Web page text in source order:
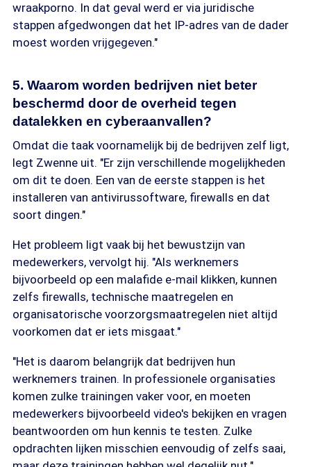
wraakporno. In dat geval werd er via juridische
stappen afgedwongen dat het IP-adres van de dader
moest worden vrijgegeven."
5. Waarom worden bedrijven niet beter
beschermd door de overheid tegen
datalekken en cyberaanvallen?
Omdat die taak voornamelijk bij de bedrijven zelf ligt,
legt Zwenne uit. "Er zijn verschillende mogelijkheden
om dit te doen. Een van de eerste stappen is het
installeren van antivirussoftware, firewalls en dat
soort dingen."
Het probleem ligt vaak bij het bewustzijn van
medewerkers, vervolgt hij. "Als werknemers
bijvoorbeeld op een malafide e-mail klikken, kunnen
zelfs firewalls, technische maatregelen en
organisatorische voorzorgsmaatregelen niet altijd
voorkomen dat er iets misgaat."
"Het is daarom belangrijk dat bedrijven hun
werknemers trainen. In professionele organisaties
komen zulke trainingen vaker voor, en moeten
medewerkers bijvoorbeeld video's bekijken en vragen
beantwoorden om hun kennis te testen. Zulke
opdrachten lijken misschien eenvoudig of zelfs saai,